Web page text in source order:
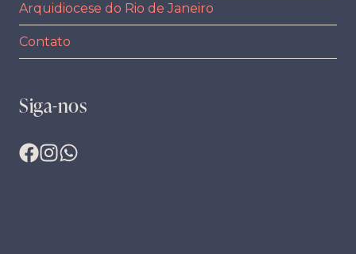
Arquidiocese do Rio de Janeiro
Contato
Siga-nos